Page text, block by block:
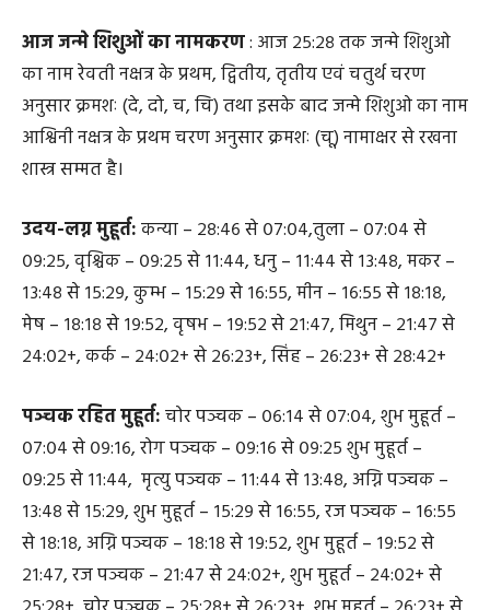
आज जन्मे शिशुओं का नामकरण: आज २५:२८ तक जन्मे शिशुओ
का नाम रेवती नक्षत्र के प्रथम, द्वितीय, तृतीय एवं चतुर्थ चरण
अनुसार क्रमशः (दे, दो, च, चि) तथा इसके बाद जन्मे शिशुओ का नाम
आश्विनी नक्षत्र के प्रथम चरण अनुसार क्रमशः (चू) नामाक्षर से रखना
शास्त्र सम्मत है।
उदय-लग्न मुहूर्त:कन्या – २८:४६ से ०७:०४,तुला – ०७:०४ से
०९:२५, वृश्चिक – ०९:२५ से ११:४४, धनु – ११:४४ से १३:४८, मकर –
१३:४८ से १५:२९, कुम्भ – १५:२९ से १६:५५, मीन – १६:५५ से १८:१८,
मेष – १८:१८ से १९:५२, वृषभ – १९:५२ से २१:४७, मिथुन – २१:४७ से
२४:०२+, कर्क – २४:०२+ से २६:२३+, सिंह – २६:२३+ से २८:४२+
पञ्चक रहित मुहूर्त:चोर पञ्चक – ०६:१४ से ०७:०४, शुभ मुहूर्त –
०७:०४ से ०९:१६, रोग पञ्चक – ०९:१६ से ०९:२५ शुभ मुहूर्त –
०९:२५ से ११:४४, मृत्यु पञ्चक – ११:४४ से १३:४८, अग्नि पञ्चक –
१३:४८ से १५:२९, शुभ मुहूर्त – १५:२९ से १६:५५, रज पञ्चक – १६:५५
से १८:१८, अग्नि पञ्चक – १८:१८ से १९:५२, शुभ मुहूर्त – १९:५२ से
२१:४७, रज पञ्चक – २१:४७ से २४:०२+, शुभ मुहूर्त – २४:०२+ से